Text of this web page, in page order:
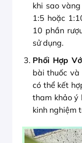
khi sao
1:5 hoặc
10 phần
sử dụng.
Phối Hợp
bài thuốc
có thể kết
tham khảo ý
kinh nghiệm